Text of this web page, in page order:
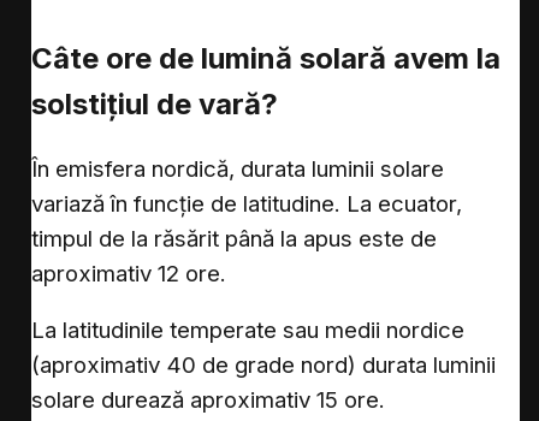
Câte ore de lumină solară avem la
solstițiul de vară?
În emisfera nordică, durata luminii solare
variază în funcție de latitudine. La ecuator,
timpul de la răsărit până la apus este de
aproximativ 12 ore.
La latitudinile temperate sau medii nordice
(aproximativ 40 de grade nord) durata luminii
solare durează aproximativ 15 ore.